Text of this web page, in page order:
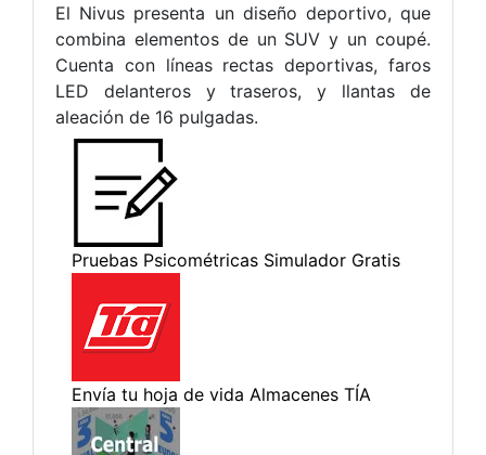
El Nivus presenta un diseño deportivo, que
combina elementos de un SUV y un coupé.
Cuenta con líneas rectas deportivas, faros
LED delanteros y traseros, y llantas de
aleación de 16 pulgadas.